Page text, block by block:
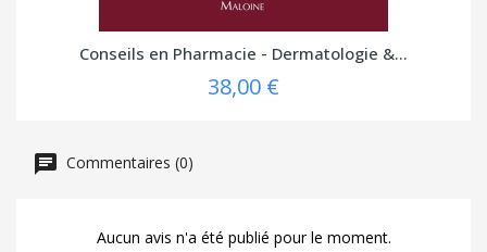
Conseils en Pharmacie - Dermatologie &...
38,00 €
Commentaires (0)
Aucun avis n'a été publié pour le moment.